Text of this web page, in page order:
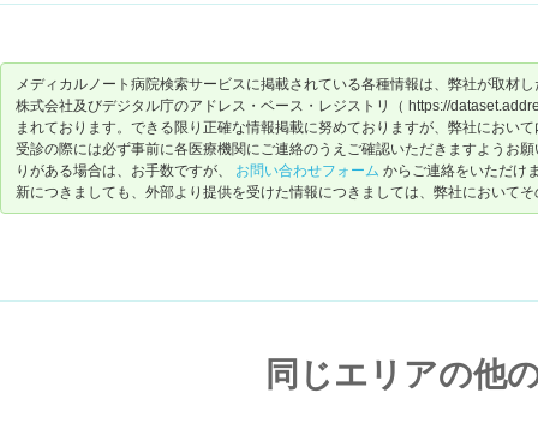
メディカルノート病院検索サービスに掲載されている各種情報は、弊社が取材
株式会社及びデジタル庁のアドレス・ベース・レジストリ（ https://
まれております。できる限り正確な情報掲載に努めておりますが、弊社におい
受診の際には必ず事前に各医療機関にご連絡のうえご確認いただきますようお
りがある場合は、お手数ですが、 お問い合わせフォーム からご連絡をいただけ
新につきましても、外部より提供を受けた情報につきましては、弊社において
同じエリアの他